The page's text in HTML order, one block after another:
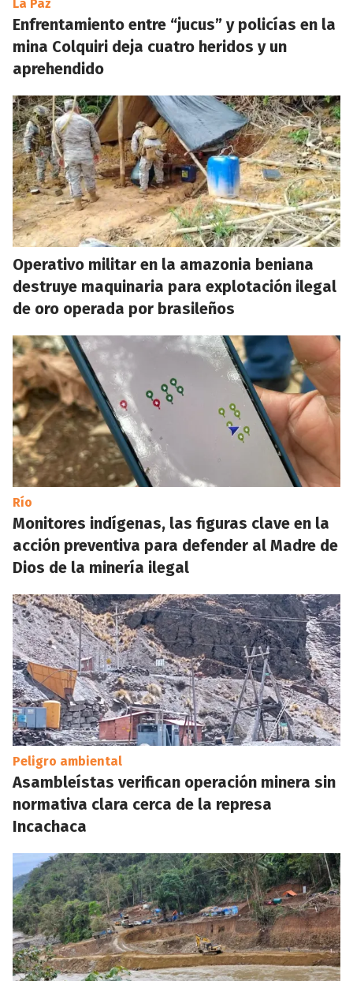
La Paz
Enfrentamiento entre “jucus” y policías en la
mina Colquiri deja cuatro heridos y un
aprehendido
Operativo militar en la amazonia beniana
destruye maquinaria para explotación ilegal
de oro operada por brasileños
Río
Monitores indígenas, las figuras clave en la
acción preventiva para defender al Madre de
Dios de la minería ilegal
Peligro ambiental
Asambleístas verifican operación minera sin
normativa clara cerca de la represa
Incachaca